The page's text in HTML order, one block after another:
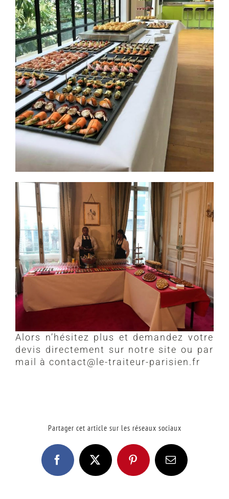
Alors n’hésitez plus et demandez votre
devis directement sur notre site ou par
mail à contact@le-traiteur-parisien.fr
Partager cet article sur les réseaux sociaux
Facebook
X PinterestEmail